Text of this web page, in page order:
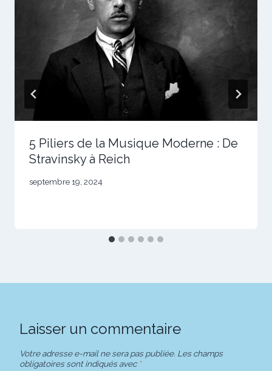
5 Piliers de la Musique Moderne : De
Stravinsky à Reich
septembre 19, 2024
Laisser un commentaire
Votre adresse e-mail ne sera pas publiée. Les champs
obligatoires sont indiqués avec *